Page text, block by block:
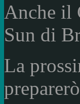
Anche il
Sun di
La